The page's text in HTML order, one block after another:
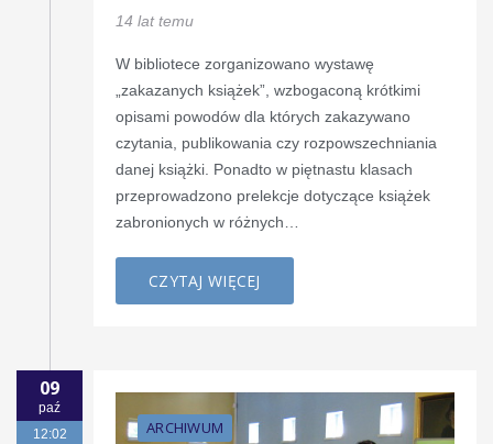
14 lat temu
W bibliotece zorganizowano wystawę
„zakazanych książek”, wzbogaconą krótkimi
opisami powodów dla których zakazywano
czytania, publikowania czy rozpowszechniania
danej książki. Ponadto w piętnastu klasach
przeprowadzono prelekcje dotyczące książek
zabronionych w różnych…
CZYTAJ WIĘCEJ
09
paź
12:02
ARCHIWUM